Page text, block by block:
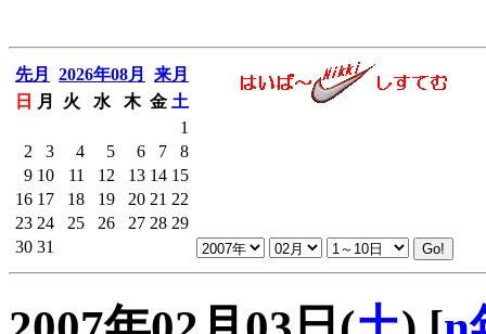
先月 2026年08月
来月
日
月 火 水 木 金 土
1
2
3 4 5 6 7
8
9 10 11 12 13 14 15
16 17 18 19 20 21 22
23 24 25 26 27 28 29
30 31